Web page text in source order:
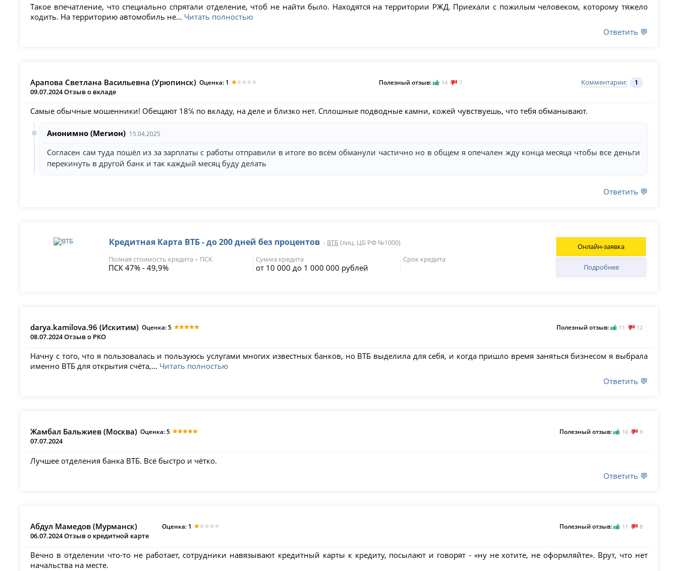
Такое впечатление, что специально спрятали отделение, чтоб не найти было. Находятся на территории РЖД. Приехали с пожилым человеком, которому тяжело
ходить. На территорию автомобиль не... Читать полностью
Ответить 💬
Арапова Светлана Васильевна (Урюпинск)
09.07.2024 Отзыв о вкладе
Оценка: 1 Полезный отзыв: 14 7 Комментарии: 1
Самые обычные мошенники! Обещают 18℅ по вкладу, на деле и близко нет. Сплошные подводные камни, кожей чувствуешь, что тебя обманывают.
Анонимно (Мегион) 15.04.2025
Согласен сам туда пошёл из за зарплаты с работы отправили в итоге во всём обманули частично но в общем я опечален жду конца месяца чтобы все деньги
перекинуть в другой банк и так каждый месяц буду делать
Ответить 💬
Кредитная Карта ВТБ - до 200 дней без процентов - ВТБ(лиц. ЦБ РФ №1000)
Полная стоимость кредита – ПСК
ПСК 47% - 49,9%
Сумма кредита
от 10 000 до 1 000 000 рублей
Срок кредита
Подробнее
Онлайн-заявка
darya.kamilova.96 (Искитим)
08.07.2024 Отзыв о РКО
Оценка: 5 Полезный отзыв: 11 12
Начну с того, что я пользовалась и пользуюсь услугами многих известных банков, но ВТБ выделила для себя, и когда пришло время заняться бизнесом я выбрала
именно ВТБ для открытия счёта,... Читать полностью
Ответить 💬
Жамбал Бальжиев (Москва)
07.07.2024
Оценка: 5 Полезный отзыв: 10 9
Лучшее отделения банка ВТБ. Всё быстро и чётко.
Ответить 💬
Абдул Мамедов (Мурманск)
06.07.2024 Отзыв о кредитной карте
Оценка: 1 Полезный отзыв: 11 8
Вечно в отделении что-то не работает, сотрудники навязывают кредитный карты к кредиту, посылают и говорят - «ну не хотите, не оформляйте». Врут, что нет
начальства на месте.